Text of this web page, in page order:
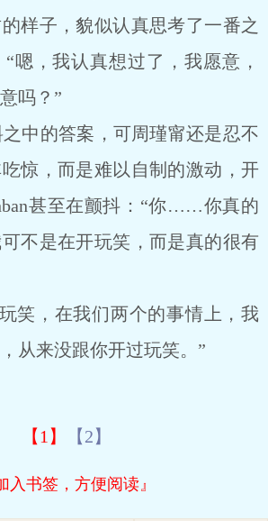
样子，貌似认真思考了一番之
嗯，我认真想过了，我愿意，
吗？”
的答案，可周瑾甯还是忍不
惊，而是难以自制的激动，开
甚至在颤抖：“你……你真的
不是在开玩笑，而是真的很有
，在我们两个的事情上，我
从来没跟你开过玩笑。”
【1】 【2】
入书签，方便阅读』